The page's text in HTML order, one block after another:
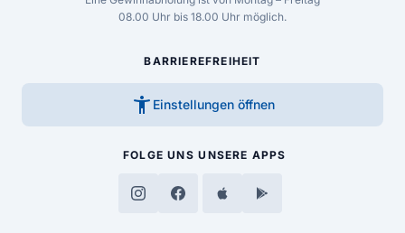
08.00 Uhr bis 18.00 Uhr möglich.
BARRIEREFREIHEIT
accessibility_new Einstellungen öffnen
FOLGE UNS UNSERE APPS